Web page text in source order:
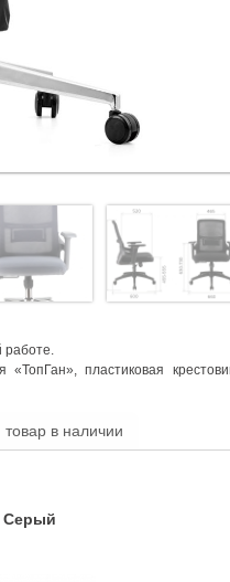
работе.
«ТопГан», пластиковая
товар в наличии
Серый